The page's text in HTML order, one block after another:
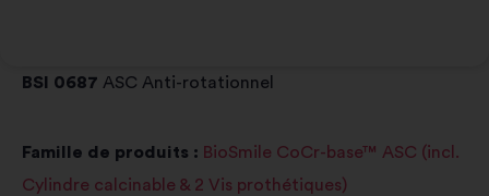
BSI 0687 ASC Anti-rotationnel
Famille de produits : BioSmile CoCr-base™ ASC (incl.
Cylindre calcinable & 2 Vis prothétiques)